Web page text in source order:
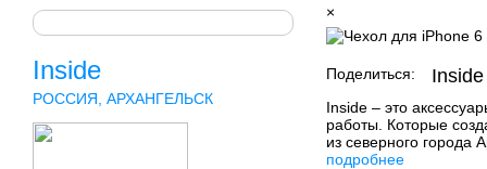
Inside
РОССИЯ, АРХАНГЕЛЬСК
×
Поделиться: Inside
Inside – это
работы. Которые
из северного города
подробнее